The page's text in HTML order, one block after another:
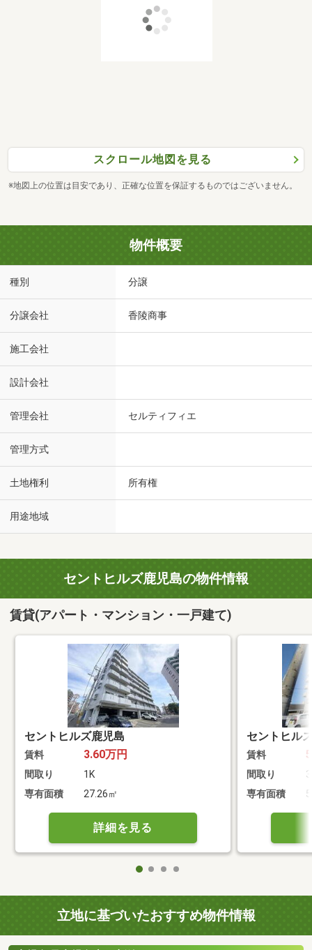
スクロール地図を見る
※地図上の位置は目安であり、正確な位置を保証するものではございません。
物件概要
種別 分譲
分譲会社 香陵商事
施工会社
設計会社
管理会社 セルティフィエ
管理方式
土地権利 所有権
用途地域
セントヒルズ鹿児島の物件情報
賃貸(アパート・マンション・一戸建て)
セントヒルズ鹿児島
賃料 3.60万円
間取り
1K
専有面積
27.26㎡
詳細を見る
セントヒル
賃料
間取り
専有面積
立地に基づいたおすすめ物件情報